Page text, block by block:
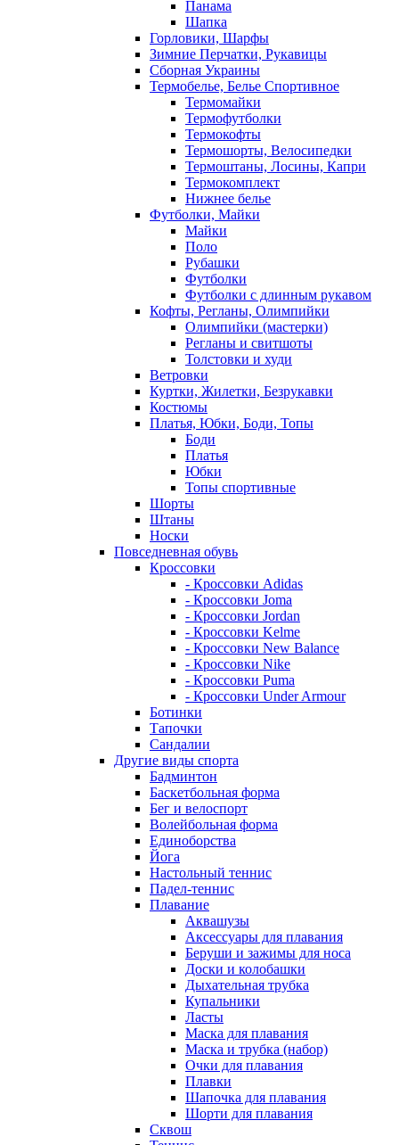
Панама
Шапка
Горловики, Шарфы
Зимние Перчатки, Рукавицы
Сборная Украины
Термобелье, Белье Спортивное
Термомайки
Термофутболки
Термокофты
Термошорты, Велосипедки
Термоштаны, Лосины, Капри
Термокомплект
Нижнее белье
Футболки, Майки
Майки
Поло
Рубашки
Футболки
Футболки с длинным рукавом
Кофты, Регланы, Олимпийки
Олимпийки (мастерки)
Регланы и свитшоты
Толстовки и худи
Ветровки
Куртки, Жилетки, Безрукавки
Костюмы
Платья, Юбки, Боди, Топы
Боди
Платья
Юбки
Топы спортивные
Шорты
Штаны
Носки
Повседневная обувь
Кроссовки
- Кроссовки Adidas
- Кроссовки Joma
- Кроссовки Jordan
- Кроссовки Kelme
- Кроссовки New Balance
- Кроссовки Nike
- Кроссовки Puma
- Кроссовки Under Armour
Ботинки
Тапочки
Сандалии
Другие виды спорта
Бадминтон
Баскетбольная форма
Бег и велоспорт
Волейбольная форма
Единоборства
Йога
Настольный теннис
Падел-теннис
Плавание
Аквашузы
Аксессуары для плавания
Беруши и зажимы для носа
Доски и колобашки
Дыхательная трубка
Купальники
Ласты
Маска для плавания
Маска и трубка (набор)
Очки для плавания
Плавки
Шапочка для плавания
Шорти для плавания
Сквош